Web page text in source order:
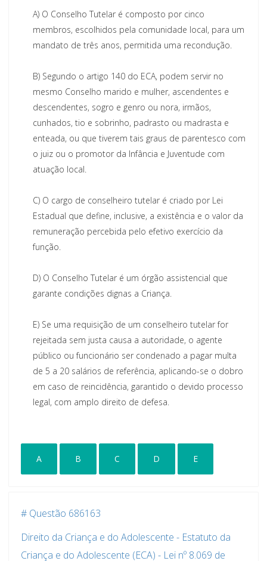
A) O Conselho Tutelar é composto por cinco
membros, escolhidos pela comunidade local, para um
mandato de três anos, permitida uma recondução.
B) Segundo o artigo 140 do ECA, podem servir no
mesmo Conselho marido e mulher, ascendentes e
descendentes, sogro e genro ou nora, irmãos,
cunhados, tio e sobrinho, padrasto ou madrasta e
enteada, ou que tiverem tais graus de parentesco com
o juiz ou o promotor da Infância e Juventude com
atuação local.
C) O cargo de conselheiro tutelar é criado por Lei
Estadual que define, inclusive, a existência e o valor da
remuneração percebida pelo efetivo exercício da
função.
D) O Conselho Tutelar é um órgão assistencial que
garante condições dignas a Criança.
E) Se uma requisição de um conselheiro tutelar for
rejeitada sem justa causa a autoridade, o agente
público ou funcionário ser condenado a pagar multa
de 5 a 20 salários de referência, aplicando-se o dobro
em caso de reincidência, garantido o devido processo
legal, com amplo direito de defesa.
A B C D E
# Questão 686163
Direito da Criança e do Adolescente - Estatuto da
Criança e do Adolescente (ECA) - Lei nº 8.069 de